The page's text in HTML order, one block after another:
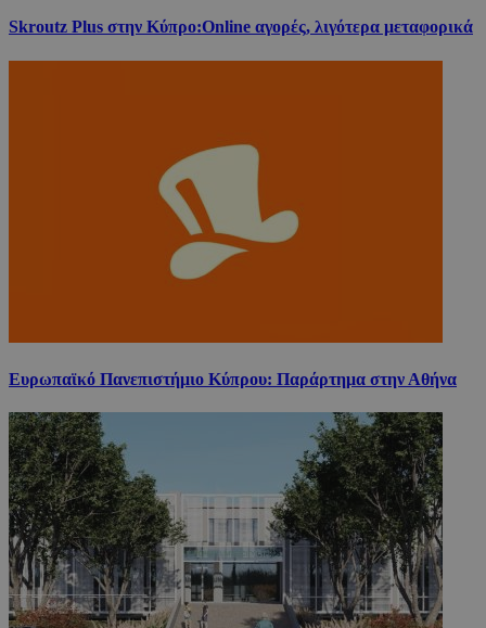
Skroutz Plus στην Κύπρο:Online αγορές, λιγότερα μεταφορικά
Ευρωπαϊκό Πανεπιστήμιο Κύπρου: Παράρτημα στην Αθήνα